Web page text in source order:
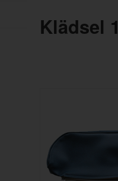
Klädsel